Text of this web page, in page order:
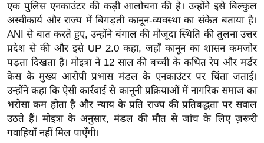
ष
ज्ञ
रा
य
ब
ज
ट
खे
ल
एक पुलिस एनकाउंटर की कड़ी आलोचना की है। उन्होंने इसे बिल्कुल
अस्वीकार्य और राज्य में बिगड़ती कानून-व्यवस्था का संकेत बताया है।
ANI से बात करते हुए, उन्होंने बंगाल की मौजूदा स्थिति की तुलना उत्तर
प्रदेश से की और इसे UP 2.0 कहा, जहाँ कानून का शासन कमजोर
पड़ता दिखता है। मोइत्रा ने 12 साल की बच्ची के कथित रेप और मर्डर
केस के मुख्य आरोपी प्रभास मंडल के एनकाउंटर पर चिंता जताई।
उन्होंने कहा कि ऐसी कार्रवाई से कानूनी प्रक्रियाओं में नागरिक समाज का
भरोसा कम होता है और न्याय के प्रति राज्य की प्रतिबद्धता पर सवाल
उठते हैं। मोइत्रा के अनुसार, मंडल की मौत से जांच के लिए ज़रूरी
गवाहियाँ नहीं मिल पाएँगी।